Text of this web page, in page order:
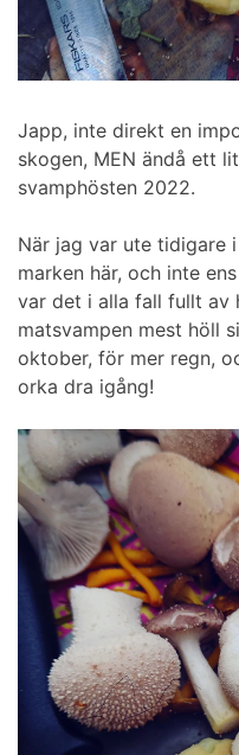
Japp, inte direkt en
skogen, MEN ändå ett
svamphösten 2022.
När jag var ute tidigare
marken här, och inte
var det i alla fall fullt av
matsvampen mest höll
oktober, för mer regn,
orka dra igång!